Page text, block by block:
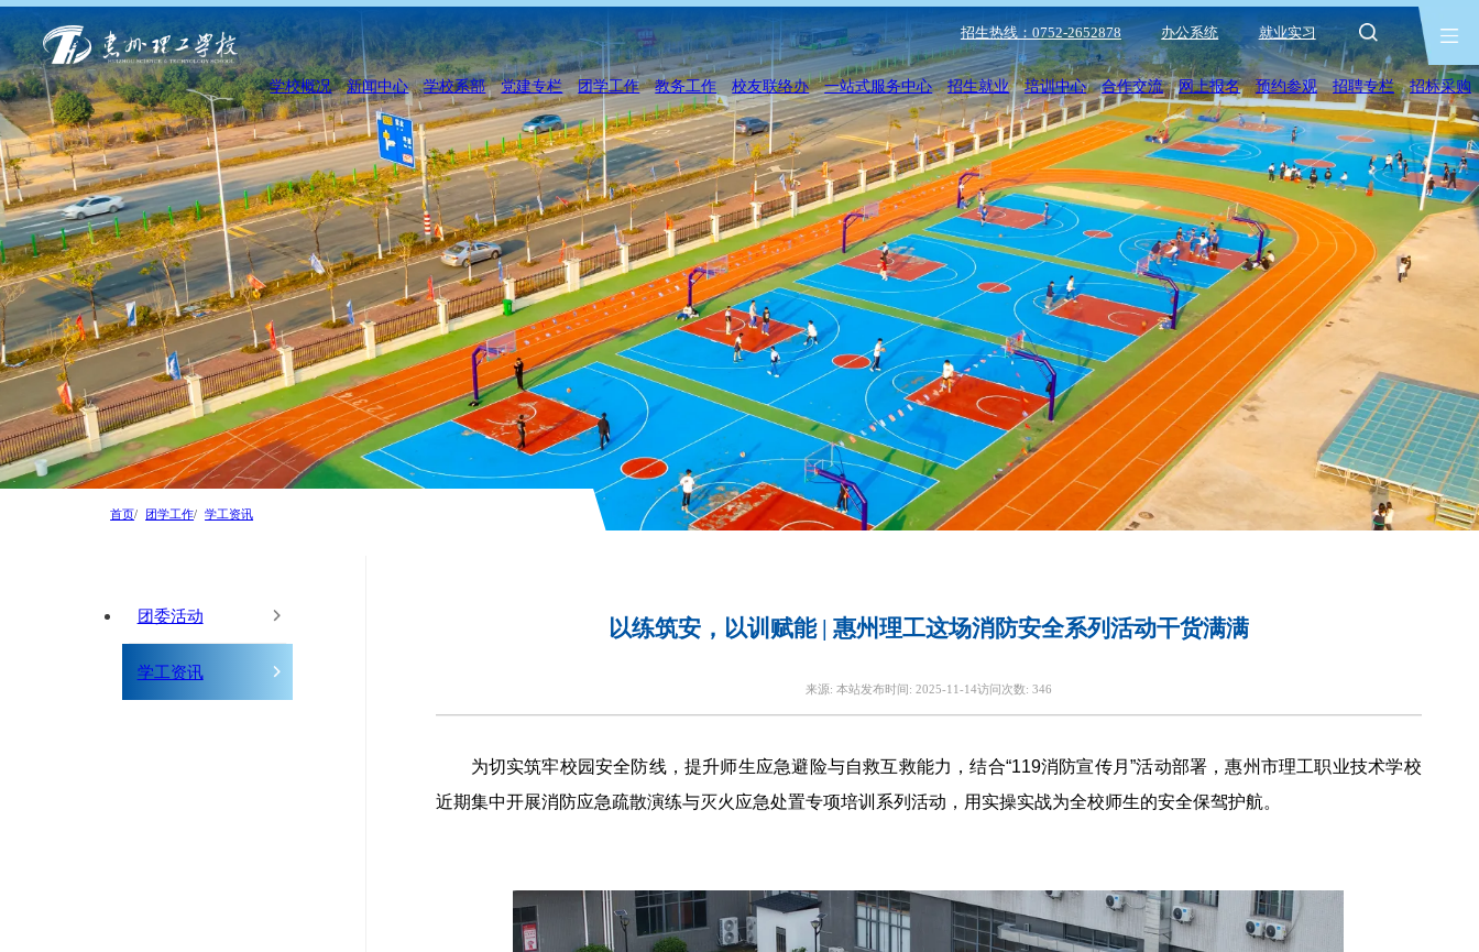
招生热线：0752-2652878 办公系统 就业实习
学校概况 新闻中心 学校系部 党建专栏 团学工作 教务工作 校友联络办 一站式服务中心 招生就业 培训中心 合作交流 网上报名 预约参观 招聘专栏 招标采购
首页 团学工作 学工资讯
团委活动
学工资讯
以练筑安，以训赋能 | 惠州理工这场消防安全系列活动干货满满
来源: 本站发布时间: 2025-11-14访问次数: 346
为切实筑牢校园安全防线，提升师生应急避险与自救互救能力，结合“119消防宣传月”活动部署，惠州市理工职业技术学校
近期集中开展消防应急疏散演练与灭火应急处置专项培训系列活动，用实操实战为全校师生的安全保驾护航。